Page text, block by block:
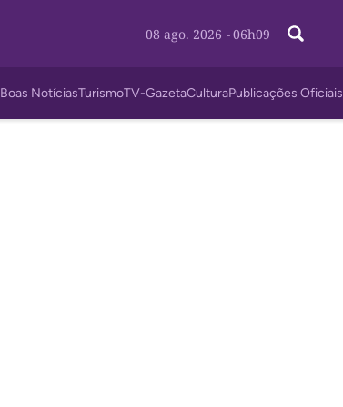
08 ago. 2026 - 06h09
Boas NotíciasTurismoTV-GazetaCulturaPublicações Oficiais